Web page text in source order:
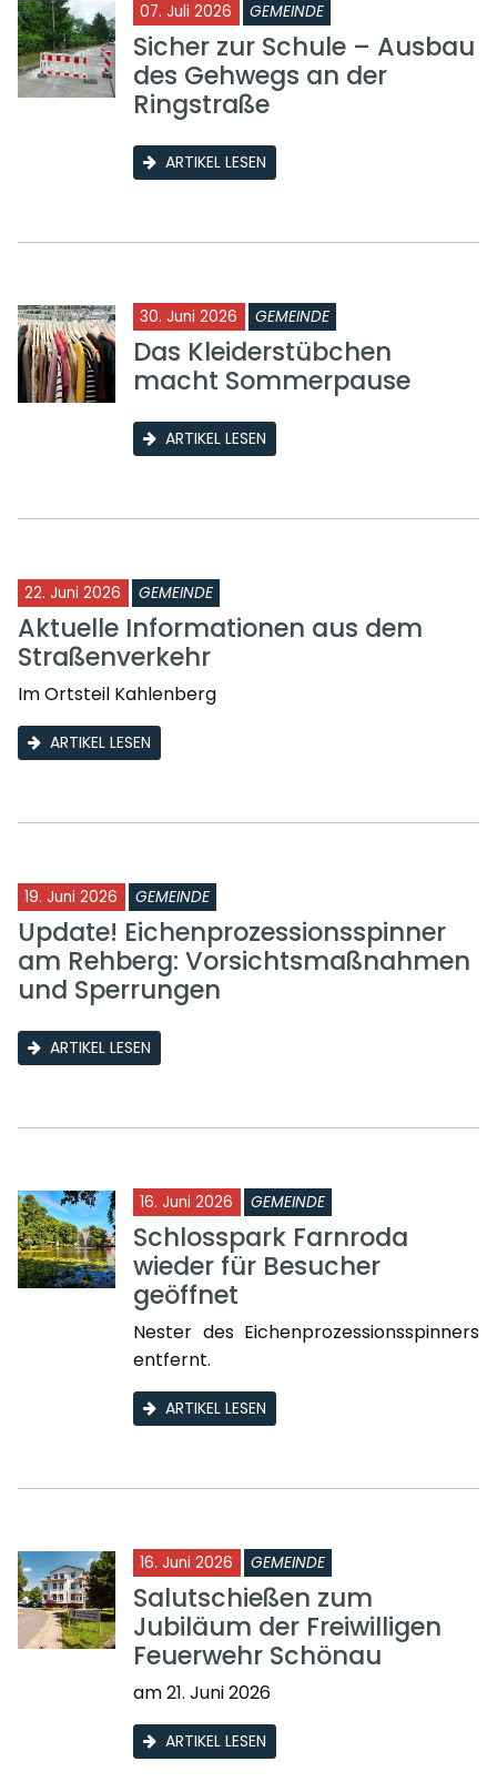
07. Juli 2026 GEMEINDE
Sicher zur Schule – Ausbau
des Gehwegs an der
Ringstraße
ARTIKEL LESEN
30. Juni 2026 GEMEINDE
Das Kleiderstübchen
macht Sommerpause
ARTIKEL LESEN
22. Juni 2026 GEMEINDE
Aktuelle Informationen aus dem
Straßenverkehr
Im Ortsteil Kahlenberg
ARTIKEL LESEN
19. Juni 2026 GEMEINDE
Update! Eichenprozessionsspinner
am Rehberg: Vorsichtsmaßnahmen
und Sperrungen
ARTIKEL LESEN
16. Juni 2026 GEMEINDE
Schlosspark Farnroda
wieder für Besucher
geöffnet
Nester des Eichenprozessionsspinners
entfernt.
ARTIKEL LESEN
16. Juni 2026 GEMEINDE
Salutschießen zum
Jubiläum der Freiwilligen
Feuerwehr Schönau
am 21. Juni 2026
ARTIKEL LESEN